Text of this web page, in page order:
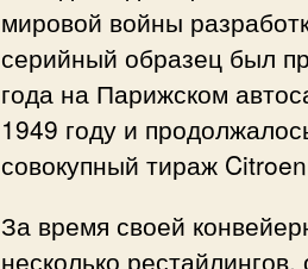
мировой войны
серийный образец был
года на Парижском
1949 году и
совокупный тираж
За время своей
несколько